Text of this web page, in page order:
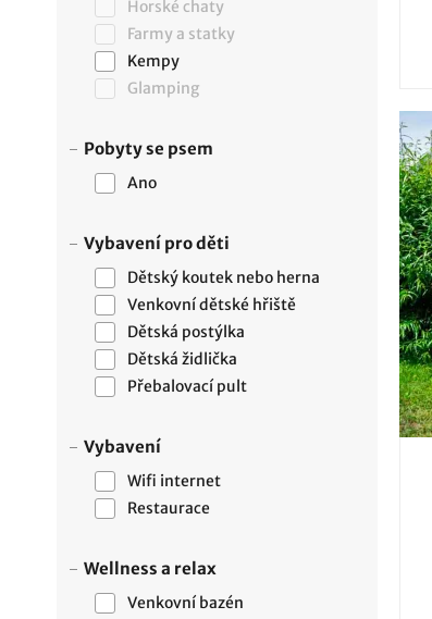
Horské chaty
Farmy a statky
Kempy
Glamping
Pobyty se psem
Ano
Vybavení pro děti
Dětský koutek nebo herna
Venkovní dětské hřiště
Dětská postýlka
Dětská židlička
Přebalovací pult
Vybavení
Wifi internet
Restaurace
Wellness a relax
Venkovní bazén